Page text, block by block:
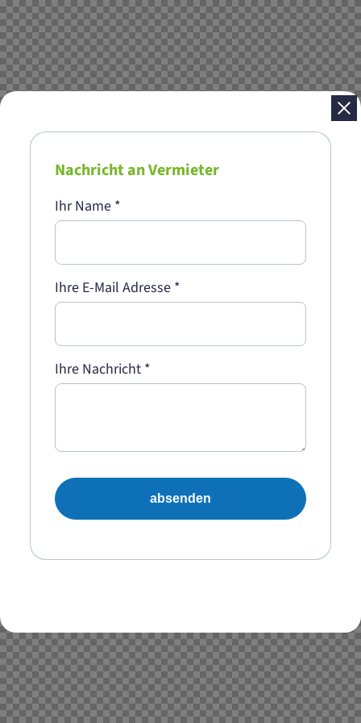
Nachricht an Vermieter
Ihr Name *
Ihre E-Mail Adresse *
Ihre Nachricht *
absenden